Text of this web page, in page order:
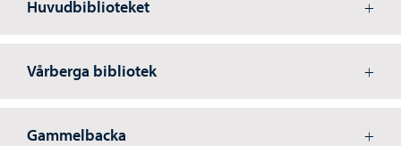
Huvudbiblioteket
Vårberga bibliotek
Gammelbacka